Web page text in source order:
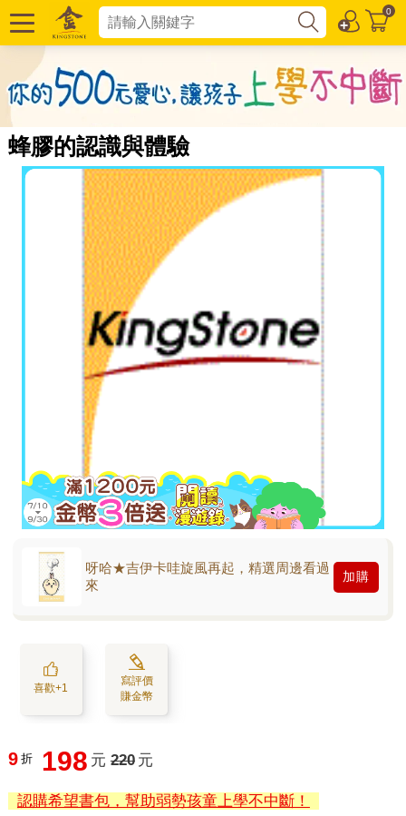
0
蜂膠的認識與體驗
呀哈★吉伊卡哇旋風再起，精選周邊看過
來
加購
喜歡+1
寫評價
賺金幣
9 折 198 元 220 元
認購希望書包，幫助弱勢孩童上學不中斷！